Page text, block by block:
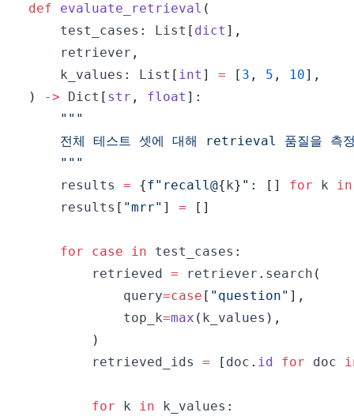
def evaluate_retrieval (
    test_cases
: List [ dict ] ,
    retriever
,
    k_values
: List [ int ] = [ 3 , 5 , 10] ,
)
-> Dict [ str , float ] :
    """
    results
= {f"recall@{k} " : [ ] for k in
    results
[ "mrr" ] = [ ]
for case in test_cases :
        retrieved
= retriever . search (
            query
=case [ "question" ] ,
            top_k
=max ( k_values ) ,
)
        retrieved_ids
= [ doc . id for doc
for k in k_values :